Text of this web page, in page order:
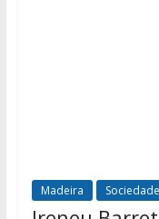
Madeira Sociedade